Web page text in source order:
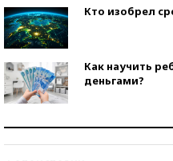
Кто изобрел
Как научить
деньгами?